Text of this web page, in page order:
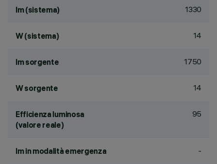
lm (sistema) 1330
W (sistema) 14
lm sorgente 1750
W sorgente 14
Efficienza luminosa
(valore reale)
95
lm in modalità emergenza -